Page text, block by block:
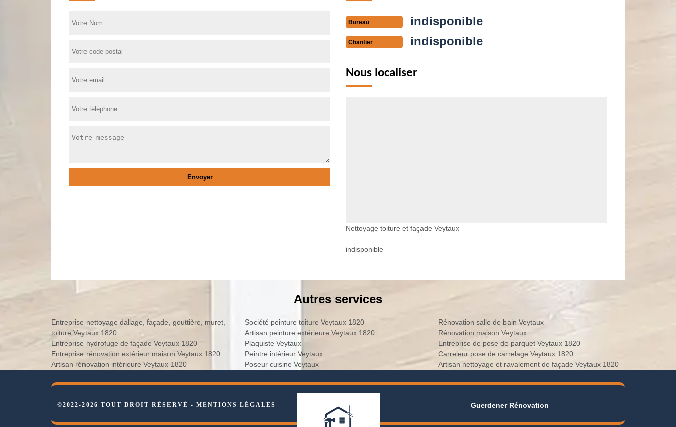
Bureau indisponible
Chantier indisponible
Nous localiser
Nettoyage toiture et façade Veytaux
indisponible
Autres services
Entreprise nettoyage dallage, façade, gouttière, muret,
toiture Veytaux 1820
Entreprise hydrofuge de façade Veytaux 1820
Entreprise rénovation extérieur maison Veytaux 1820
Artisan rénovation intérieure Veytaux 1820
Société peinture toiture Veytaux 1820
Artisan peinture extérieure Veytaux 1820
Plaquiste Veytaux
Peintre intérieur Veytaux
Poseur cuisine Veytaux
Rénovation salle de bain Veytaux
Rénovation maison Veytaux
Entreprise de pose de parquet Veytaux 1820
Carreleur pose de carrelage Veytaux 1820
Artisan nettoyage et ravalement de façade Veytaux 1820
©2022-2026 TOUT DROIT RÉSERVÉ - MENTIONS LÉGALES Guerdener Rénovation